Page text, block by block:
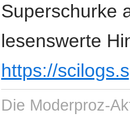
Superschurke
lesenswerte
https://
Die Moderproz-